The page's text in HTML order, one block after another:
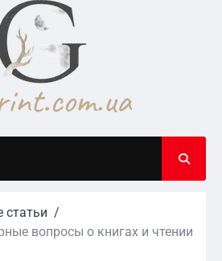
статьи
вопросы о книгах и чтении